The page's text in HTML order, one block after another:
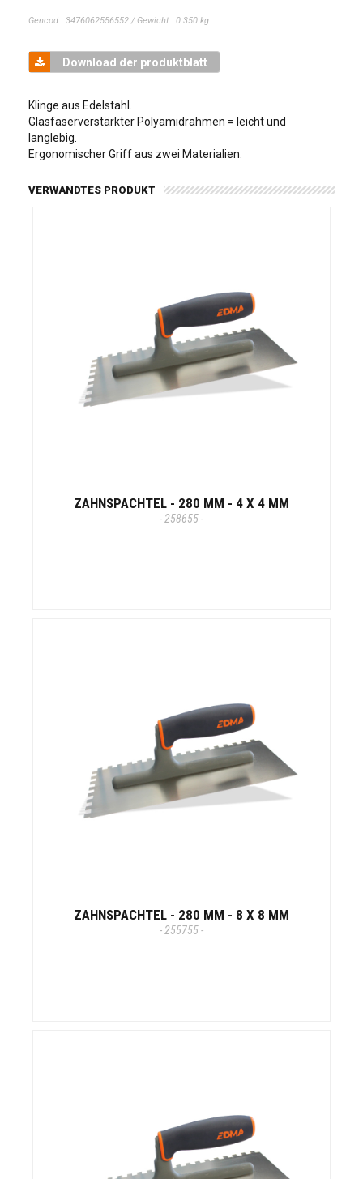
Gencod : 3476062556552 / Gewicht : 0.350 kg
Download der produktblatt
Klinge aus Edelstahl.
Glasfaserverstärkter Polyamidrahmen = leicht und
langlebig.
Ergonomischer Griff aus zwei Materialien.
VERWANDTES PRODUKT
ZAHNSPACHTEL - 280 MM - 4 X 4 MM
- 258655 -
ZAHNSPACHTEL - 280 MM - 8 X 8 MM
- 255755 -